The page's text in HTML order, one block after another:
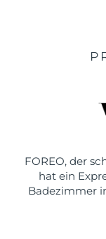
FOREO, der
hat ein
Badezimmer